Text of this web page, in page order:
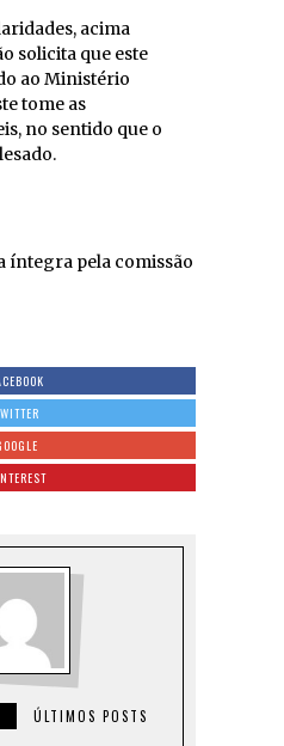
acima
solicita que este
ao Ministério
tome as
no sentido que o
íntegra pela comissão
ÚLTIMOS POSTS